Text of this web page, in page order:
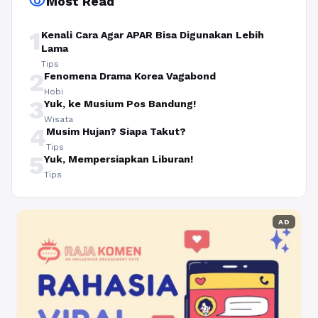
1 Kenali Cara Agar APAR Bisa Digunakan Lebih
Lama
Tips
2Fenomena Drama Korea Vagabond
Hobi
3Yuk, ke Musium Pos Bandung!
Wisata
4Musim Hujan? Siapa Takut?
Tips
5Yuk, Mempersiapkan Liburan!
Tips
AD